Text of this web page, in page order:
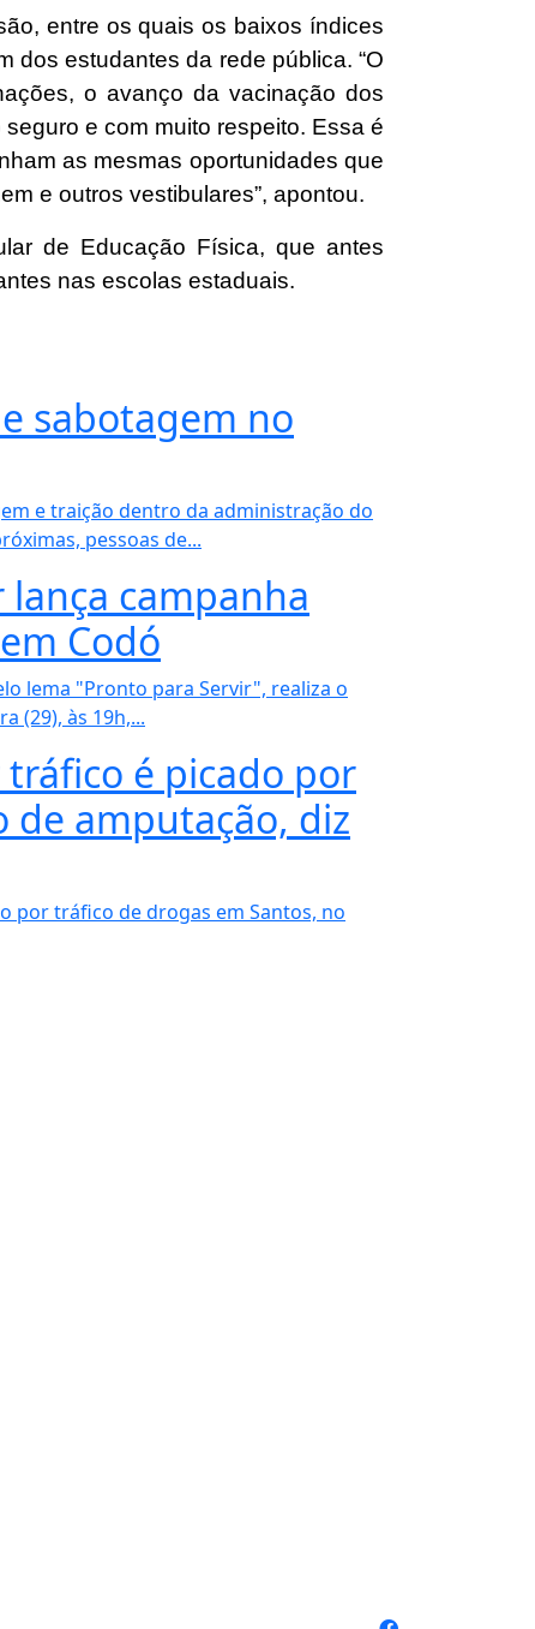
entre os quais os baixos índices
dos estudantes da rede pública. “O
o avanço da vacinação dos
e com muito respeito. Essa é
as mesmas oportunidades que
e outros vestibulares”, apontou.
de Educação Física, que antes
nas escolas estaduais.
sabotagem no
e traição dentro da administração do
pessoas de...
lança campanha
Codó
lema "Pronto para Servir", realiza o
(29), às 19h,...
é picado por
de amputação, diz
por tráfico de drogas em Santos, no